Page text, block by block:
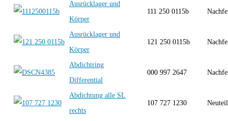
Ausrücklager und
Körper
111 250 0115b
Ausrücklager und
Körper
121 250 0115b
Abdichtring
Differential
000 997 2647
Abdichtung alle SL
rechts
107 727 1230